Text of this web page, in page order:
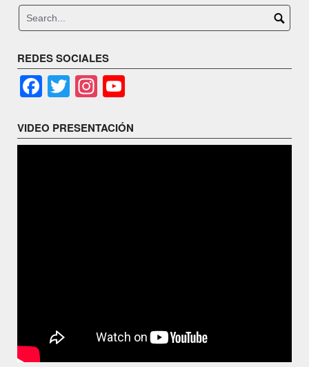
REDES SOCIALES
Facebook
TwitterInstagram
VIDEO PRESENTACIÓN